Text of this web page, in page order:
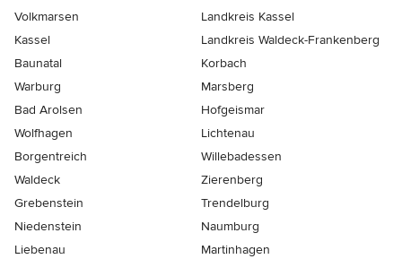
Volkmarsen
Landkreis Kassel
Kassel
Landkreis Waldeck-Frankenberg
Baunatal
Korbach
Warburg
Marsberg
Bad Arolsen
Hofgeismar
Wolfhagen
Lichtenau
Borgentreich
Willebadessen
Waldeck
Zierenberg
Grebenstein
Trendelburg
Niedenstein
Naumburg
Liebenau
Martinhagen